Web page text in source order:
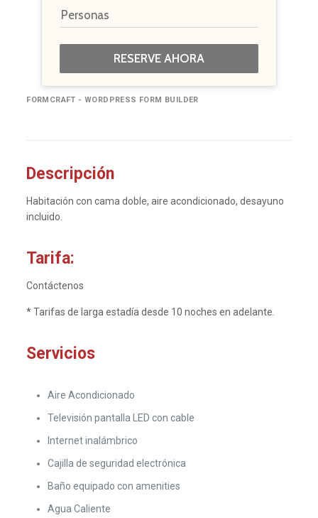
Personas
RESERVE AHORA
FORMCRAFT - WORDPRESS FORM BUILDER
Descripción
Habitación con cama doble, aire acondicionado, desayuno
incluido.
Tarifa:
Contáctenos
* Tarifas de larga estadía desde 10 noches en adelante.
Servicios
Aire Acondicionado
Televisión pantalla LED con cable
Internet inalámbrico
Cajilla de seguridad electrónica
Baño equipado con amenities
Agua Caliente